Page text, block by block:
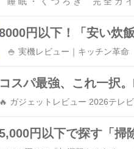
コスパ最強、これ一択